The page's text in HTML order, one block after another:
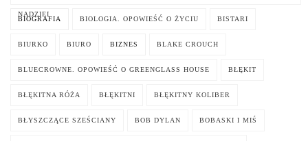
NADZIEI
BIOGRAFIA BIOLOGIA. OPOWIEŚĆ O ŻYCIU BISTARI
BIURKO BIURO BIZNES BLAKE CROUCH
BLUECROWNE. OPOWIEŚĆ O GREENGLASS HOUSE BŁĘKIT
BŁĘKITNA RÓŻA BŁĘKITNI BŁĘKITNY KOLIBER
BŁYSZCZĄCE SZEŚCIANY BOB DYLAN BOBASKI I MIŚ